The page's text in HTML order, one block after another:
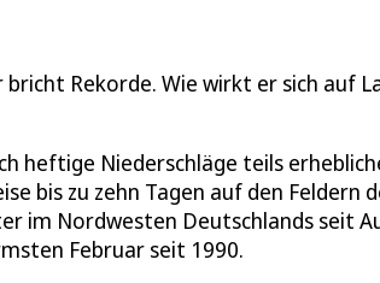
bricht Rekorde. Wie wirkt er sich auf
heftige Niederschläge teils
bis zu zehn Tagen auf den
im Nordwesten Deutschlands seit
Februar seit 1990.